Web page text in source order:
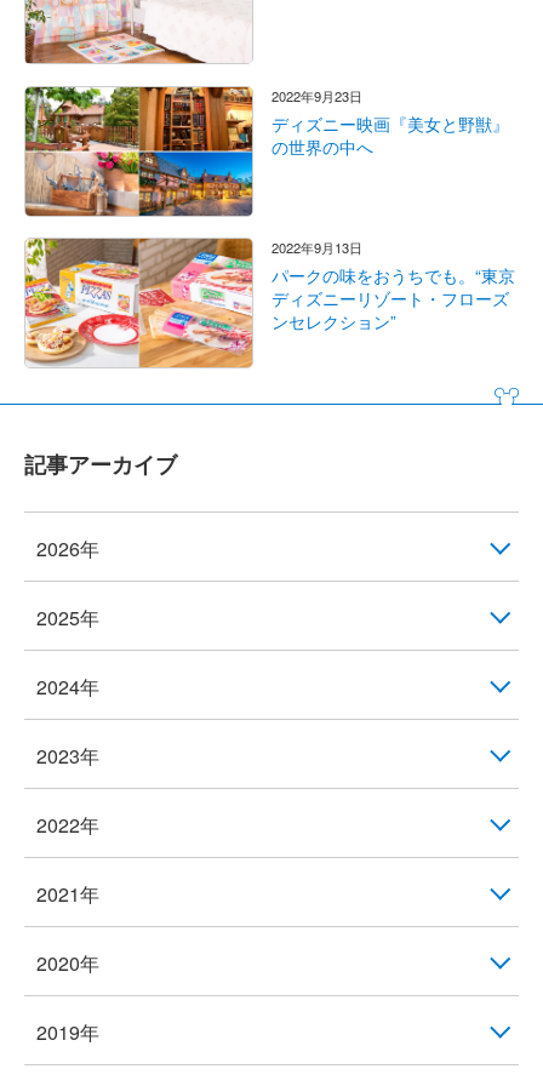
2022年9月23日
ディズニー映画『美女と野獣』
の世界の中へ
2022年9月13日
パークの味をおうちでも。“東京
ディズニーリゾート・フローズ
ンセレクション”
記事アーカイブ
2026年
2025年
2024年
2023年
2022年
2021年
2020年
2019年